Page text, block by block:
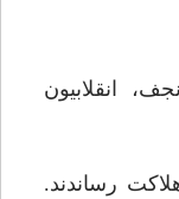
انقلابيون
رساندند.